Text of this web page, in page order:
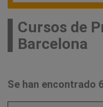
Cursos de
Barcelona
Se han encontrado